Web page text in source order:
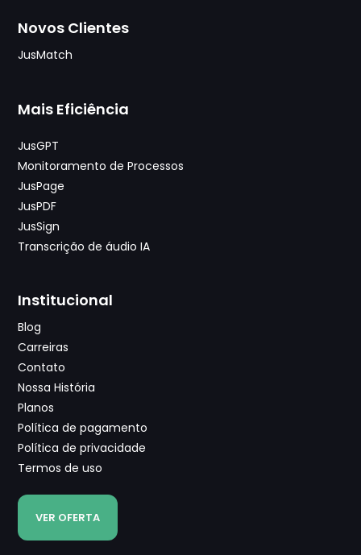
Novos Clientes
JusMatch
Mais Eficiência
JusGPT
Monitoramento de Processos
JusPage
JusPDF
JusSign
Transcrição de áudio IA
Institucional
Blog
Carreiras
Contato
Nossa História
Planos
Política de pagamento
Política de privacidade
Termos de uso
VER OFERTA